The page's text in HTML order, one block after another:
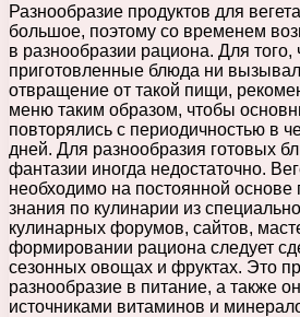
Разнообразие продуктов для
большое, поэтому со временем
в разнообразии рациона. Для того,
приготовленные блюда ни
отвращение от такой пищи,
меню таким образом, чтобы
повторялись с периодичностью в
дней. Для разнообразия готовых
фантазии иногда недостаточно.
необходимо на постоянной основе
знания по кулинарии из
кулинарных форумов, сайтов,
формировании рациона следует
сезонных овощах и фруктах. Это
разнообразие в питание, а также
источниками витаминов и